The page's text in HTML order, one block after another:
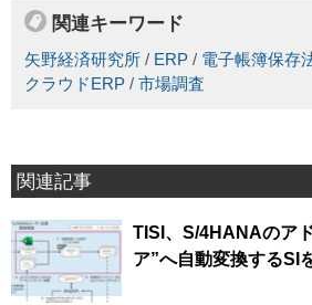
関連キーワード
矢野経済研究所 / ERP / 電子帳簿保存
クラウドERP / 市場調査
関連記事
TISI、S/4HANAのア
ア”へ自動変換するSI